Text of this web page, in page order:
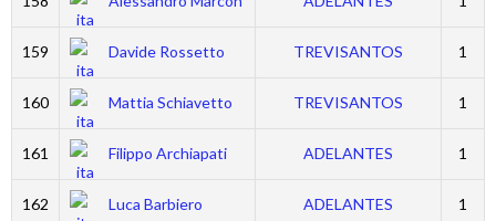
159 Davide Rossetto TREVISANTOS 1
160 Mattia Schiavetto TREVISANTOS 1
161 Filippo Archiapati ADELANTES 1
162 Luca Barbiero ADELANTES 1